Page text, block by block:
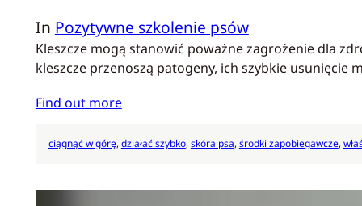
In Pozytywne szkolenie psów
Kleszcze mogą stanowić poważne zagrożenie dla
kleszcze przenoszą patogeny, ich szybkie usunięcie
Find out more
ciągnąć w górę, działać szybko, skóra psa, środki zapobiegawcze,